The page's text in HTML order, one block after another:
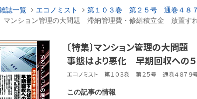
誌一覧 エコノミスト
第１０３巻 第２５号 通巻４８
マンション管理の大問題 滞納管理費・修繕積立金 放置す
〔特集〕マンション管理の大問
事態はより悪化 早期回収への
エコノミスト 第１０３巻 第２５号 通巻４８７９
この記事の情報